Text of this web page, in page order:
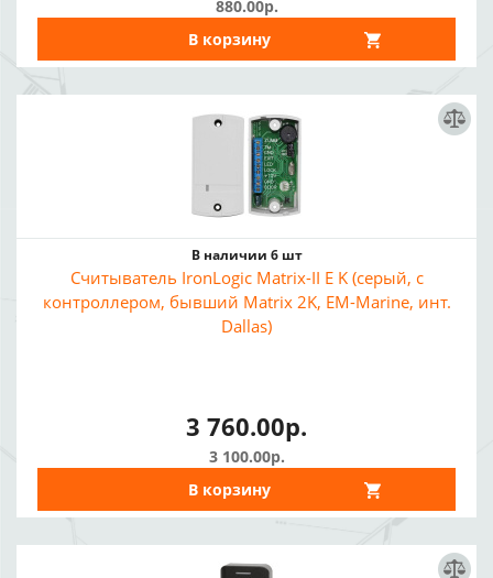
880.00р.
В корзину
В наличии 6 шт
Считыватель IronLogic Matrix-II E K (серый, с
контроллером, бывший Matrix 2K, EM-Marine, инт.
Dallas)
3 760.00р.
3 100.00р.
В корзину